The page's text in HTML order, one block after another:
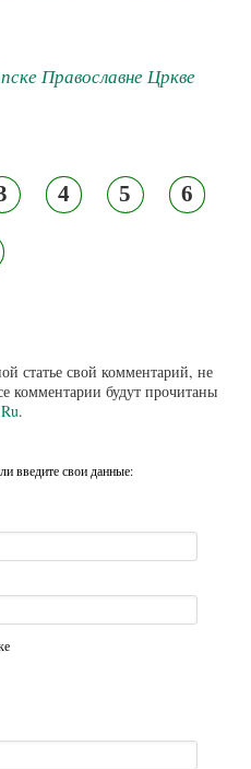
Православне Цркве
4 5 6
статье свой комментарий, не
будут прочитаны
.
введите свои данные: